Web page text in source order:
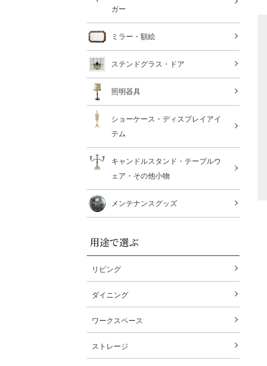
ガー
ミラー・額絵
ステンドグラス・ドア
照明器具
ショーケース・ディスプレイアイ
テム
キャンドルスタンド・テーブルウ
ェア・その他小物
メンテナンスグッズ
用途で選ぶ
リビング
ダイニング
ワークスペース
ストレージ